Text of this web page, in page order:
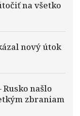
na všetko
nový útok
našlo
zbraniam